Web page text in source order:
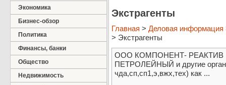
Экономика
Бизнес-обзор
Политика
Финансы, банки
Общество
Недвижимость
Экстрагенты
Главная > Деловая информация
> Экстрагенты
ООО КОМПОНЕНТ- РЕАКТИВ
ПЕТРОЛЕЙНЫЙ и другие
чда,сп,сп1,э,вжх,тех) как ...